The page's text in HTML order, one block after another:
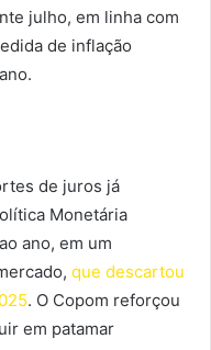
julho, em linha com
de inflação
de juros já
Monetária
ano, em um
que descartou
. O Copom reforçou
em patamar